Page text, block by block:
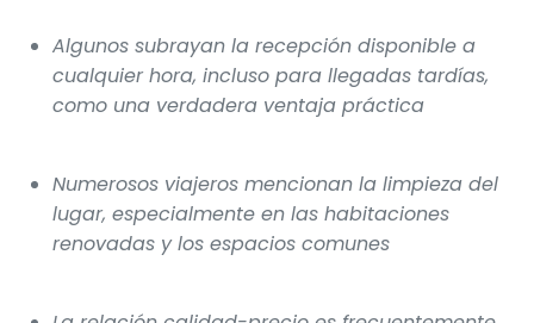
Algunos subrayan la recepción disponible a
cualquier hora, incluso para llegadas tardías,
como una verdadera ventaja práctica
Numerosos viajeros mencionan la limpieza del
lugar, especialmente en las habitaciones
renovadas y los espacios comunes